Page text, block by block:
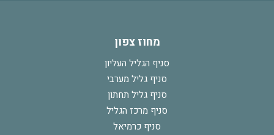
מחוז צפון
סניף הגליל העליון
סניף גליל מערבי
סניף גליל תחתון
סניף מרכז הגליל
סניף כרמיאל